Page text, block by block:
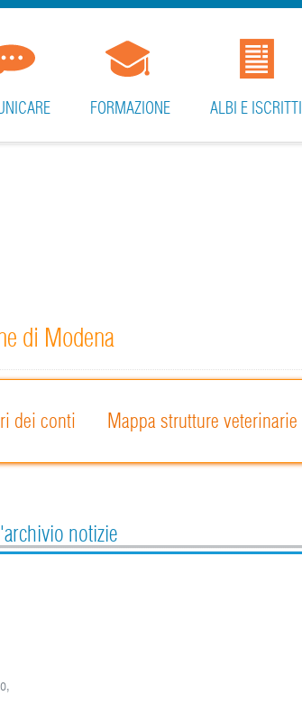
FORMAZIONE ALBI E ISCRITTI
di Modena
dei conti Mappa strutture veterinarie
notizie